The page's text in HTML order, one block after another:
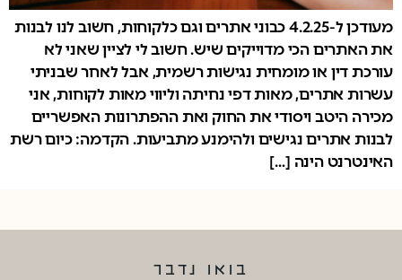
מעודכן ל-4.2.25 כבוני אתרים וגם כלקוחות, חשוב לנו לבנות
את האתרים הכי מדוייקים שיש. חשוב לי לציין שאני לא
עורכת דין או מומחית נגישות רשמית, אבל לאחר שבניתי
עשרות אתרים, מאות דפי נחיתה וליווי מאות לקוחות, אני
מכירה היטב ויסודי את החוק ואת ההפתרונות האפשריים
לבנות אתרים נגישים ולהימנע מתביעות. הקדמה: כיום רשת
האינטרנט הינה […]
בואו נדבר